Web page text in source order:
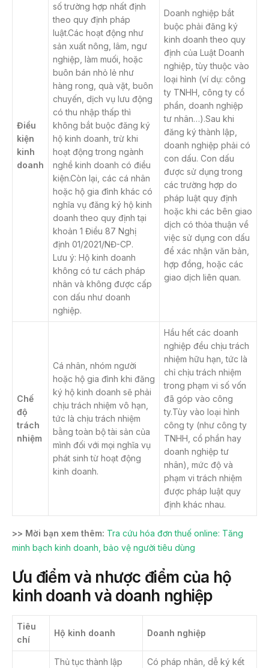
Điều
kiện
kinh
doanh
số trường hợp nhất định
theo quy định pháp
luật.Các hoạt động như
sản xuất nông, lâm, ngư
nghiệp, làm muối, hoặc
buôn bán nhỏ lẻ như
hàng rong, quà vặt, buôn
chuyến, dịch vụ lưu động
có thu nhập thấp thì
không bắt buộc đăng ký
hộ kinh doanh, trừ khi
hoạt động trong ngành
nghề kinh doanh có điều
kiện.Còn lại, các cá nhân
hoặc hộ gia đình khác có
nghĩa vụ đăng ký hộ kinh
doanh theo quy định tại
khoản 1 Điều 87 Nghị
định 01/2021/NĐ-CP.
Lưu ý: Hộ kinh doanh
không có tư cách pháp
nhân và không được cấp
con dấu như doanh
nghiệp.
Doanh nghiệp bắt
buộc phải đăng ký
kinh doanh theo quy
định của Luật Doanh
nghiệp, tùy thuộc vào
loại hình (ví dụ: công
ty TNHH, công ty cổ
phần, doanh nghiệp
tư nhân…).Sau khi
đăng ký thành lập,
doanh nghiệp phải có
con dấu. Con dấu
được sử dụng trong
các trường hợp do
pháp luật quy định
hoặc khi các bên giao
dịch có thỏa thuận về
việc sử dụng con dấu
để xác nhận văn bản,
hợp đồng, hoặc các
giao dịch liên quan.
Chế
độ
trách
nhiệm
Cá nhân, nhóm người
hoặc hộ gia đình khi đăng
ký hộ kinh doanh sẽ phải
chịu trách nhiệm vô hạn,
tức là chịu trách nhiệm
bằng toàn bộ tài sản của
mình đối với mọi nghĩa vụ
phát sinh từ hoạt động
kinh doanh.
Hầu hết các doanh
nghiệp đều chịu trách
nhiệm hữu hạn, tức là
chỉ chịu trách nhiệm
trong phạm vi số vốn
đã góp vào công
ty.Tùy vào loại hình
công ty (như công ty
TNHH, cổ phần hay
doanh nghiệp tư
nhân), mức độ và
phạm vi trách nhiệm
được pháp luật quy
định khác nhau.
>> Mời bạn xem thêm: Tra cứu hóa đơn thuế online: Tăng
minh bạch kinh doanh, bảo vệ người tiêu dùng
Ưu điểm và nhược điểm của hộ
kinh doanh và doanh nghiệp
Tiêu
chí
Hộ kinh doanh Doanh nghiệp
Thủ tục thành lập
Có pháp nhân, dễ ký kết